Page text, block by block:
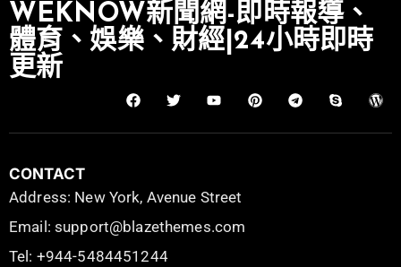
WEKNOW新聞網-即時報導、
體育、娛樂、財經|24小時即時
更新
CONTACT
Address: New York, Avenue Street
Email: support@blazethemes.com
Tel: +944-5484451244